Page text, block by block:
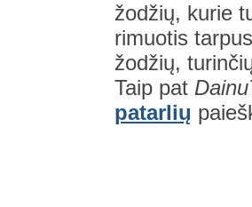
žodžių, kurie
rimuotis
žodžių,
Taip pat
patarlių